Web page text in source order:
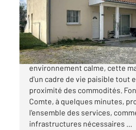
Maison à vendre
149 800 €
Située sur la commune de Le
environnement calme, cette
d'un cadre de vie paisible tout
proximité des commodités.
Comte, à quelques minutes,
l'ensemble des services,
infrastructures nécessaires ...